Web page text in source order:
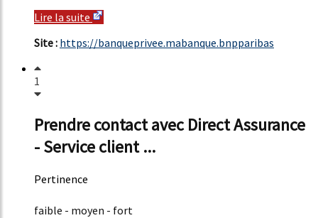
Lire la suite
Site : https://banqueprivee.mabanque.bnpparibas
1
Prendre contact avec Direct Assurance
- Service client ...
Pertinence
faible - moyen - fort